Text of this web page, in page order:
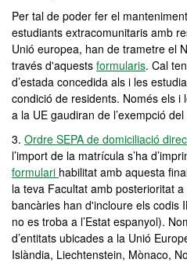
Per tal de poder fer el
estudiants extracomunitaris amb
Unió europea, han de trametre el
través d'aquests formularis. Cal
d’estada concedida als i les
condició de residents. Només els
a la UE gaudiran de l’exempció
3. Ordre SEPA de domiciliació
l’import de la matrícula s’ha
formulari habilitat amb aquesta
la teva Facultat amb posterioritat
bancàries han d'incloure els codis
no es troba a l’Estat espanyol).
d’entitats ubicades a la Unió
Islàndia, Liechtenstein, Mònaco,